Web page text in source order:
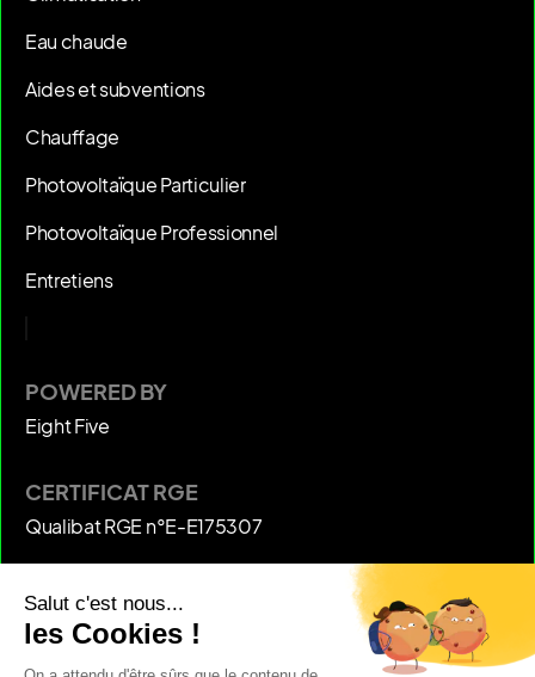
POWERED BY
Eight Five
CERTIFICAT RGE
Qualibat RGE n°E-E175307
Eau chaude
Aides et subventions
Chauffage
Photovoltaïque Particulier
Photovoltaïque Professionnel
Entretiens